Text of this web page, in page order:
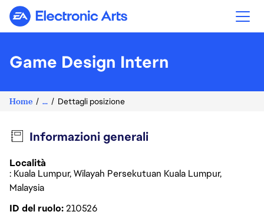
Electronic Arts
Game Design Intern
Home ... Dettagli posizione
Informazioni generali
Località
: Kuala Lumpur, Wilayah Persekutuan Kuala Lumpur,
Malaysia
ID del ruolo210526